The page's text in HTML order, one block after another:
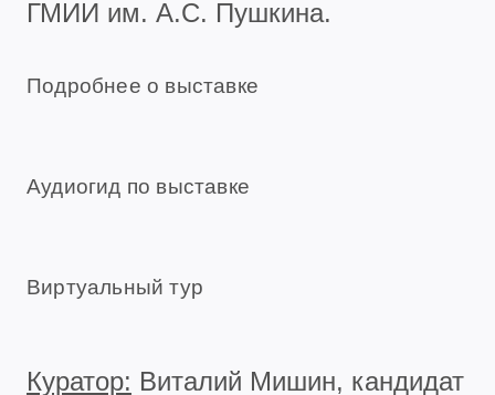
ГМИИ им. А.С. Пушкина.
Подробнее о выставке
Аудиогид по выставке
Виртуальный тур
Куратор: Виталий Мишин, кандидат